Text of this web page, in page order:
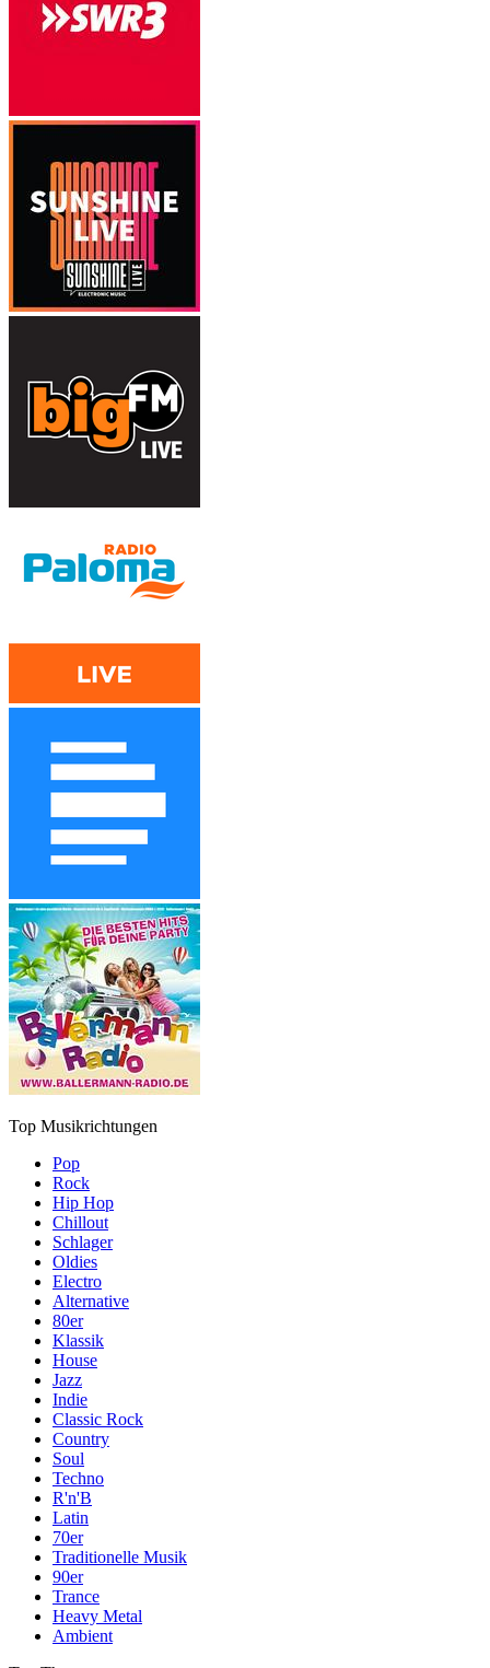
Top Musikrichtungen
Pop
Rock
Hip Hop
Chillout
Schlager
Oldies
Electro
Alternative
80er
Klassik
House
Jazz
Indie
Classic Rock
Country
Soul
Techno
R'n'B
Latin
70er
Traditionelle Musik
90er
Trance
Heavy Metal
Ambient